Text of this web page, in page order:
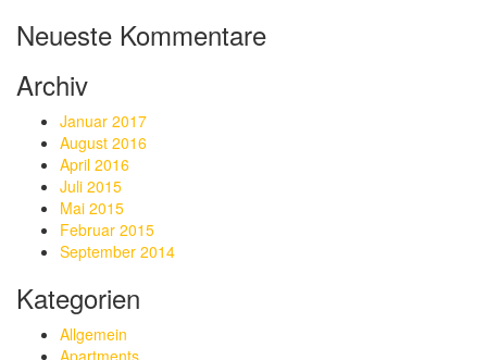
Neueste Kommentare
Archiv
Januar 2017
August 2016
April 2016
Juli 2015
Mai 2015
Februar 2015
September 2014
Kategorien
Allgemein
Apartments